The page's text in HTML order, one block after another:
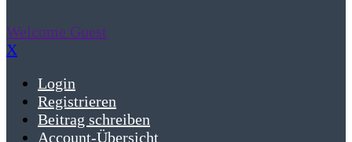
Welcome Guest
X
Login
Registrieren
Beitrag schreiben
Account-Übersicht